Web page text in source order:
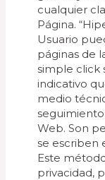
cualquier
Página.
Usuario
páginas de
simple click
indicativo
medio
Web. Son
se escriben
Este
privacidad,